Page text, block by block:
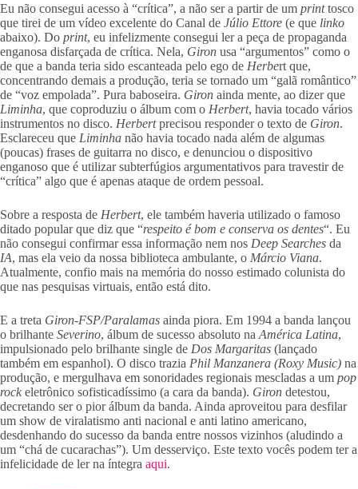
Eu não consegui acesso à “crítica”, a não ser a partir de um printtosco
que tirei de um vídeo excelente do Canal de Júlio Ettore (e que linko
abaixo). Do print, eu infelizmente consegui ler a peça de propaganda
enganosa disfarçada de crítica. Nela, Giron usa “argumentos” como o
de que a banda teria sido escanteada pelo ego de Herbert que,
concentrando demais a produção, teria se tornado um “galã romântico”
de “voz empolada”. Pura baboseira. Giron ainda mente, ao dizer que
Liminha, que coproduziu o álbum com o Herbert, havia tocado vários
instrumentos no disco. Herbertprecisou responder o texto de Giron.
Esclareceu que Liminha não havia tocado nada além de algumas
(poucas) frases de guitarra no disco, e denunciou o dispositivo
enganoso que é utilizar subterfúgios argumentativos para travestir de
“crítica” algo que é apenas ataque de ordem pessoal.
Sobre a resposta de Herbert, ele também haveria utilizado o famoso
ditado popular que diz que “respeito é bom e conserva os dentes“. Eu
não consegui confirmar essa informação nem nos Deep Searches da
IA, mas ela veio da nossa biblioteca ambulante, o Márcio Viana.
Atualmente, confio mais na memória do nosso estimado colunista do
que nas pesquisas virtuais, então está dito.
E a treta Giron-FSP/Paralamas ainda piora. Em 1994 a banda lançou
o brilhante Severino, álbum de sucesso absoluto na América Latina,
impulsionado pelo brilhante single de Dos Margaritas (lançado
também em espanhol). O disco trazia Phil Manzanera (Roxy Music) na
produção, e mergulhava em sonoridades regionais mescladas a um pop
rock eletrônico sofisticadíssimo (a cara da banda). Giron detestou,
decretando ser o pior álbum da banda. Ainda aproveitou para desfilar
um show de viralatismo anti nacional e anti latino americano,
desdenhando do sucesso da banda entre nossos vizinhos (aludindo a
um “chá de cucarachas”). Um desserviço. Este texto vocês podem ter a
infelicidade de ler na íntegra aqui.